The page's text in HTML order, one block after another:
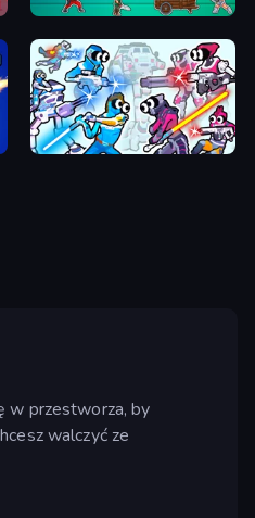
Tavern Rumble: Roguelike Card
Space Wars Battleground
w przestworza, by
walczyć ze